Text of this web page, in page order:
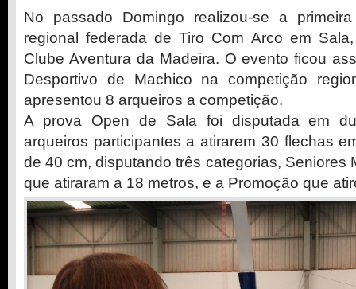
No passado Domingo realizou-se a
regional federada de Tiro Com Arco em
Clube Aventura da Madeira. O evento ficou
Desportivo de Machico na competição
apresentou 8 arqueiros a competição.
A prova Open de Sala foi disputada em
arqueiros participantes a atirarem 30 flechas
de 40 cm, disputando três categorias, Seniores
que atiraram a 18 metros, e a Promoção que